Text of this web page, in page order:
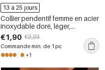
13 à 25 jours
Collier pendentif femme en acier
inoxydable doré, léger,
imperméable et anti-
ternissement, avec chaîne à
fleurs simple
€1,90 €2,23
Commande min. de 1 pc
+1